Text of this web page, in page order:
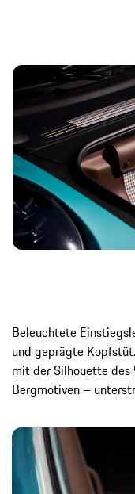
Beleuchtete
und geprägte
mit der Silhouette des
Bergmotiven –